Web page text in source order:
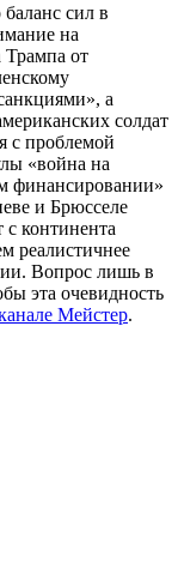
сил в
на
Трампа от
а
солдат
с проблемой
«война на
финансировании»
и Брюсселе
с континента
реалистичнее
Вопрос лишь в
эта очевидность
Мейстер.